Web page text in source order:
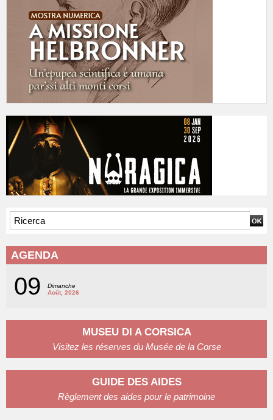
AGENDA
09
Dimanche
Août, 2026
MUSEU DI A CORSICA
Visitez les réserves du Musée de la Corse
GUIDE DES AIDES
Règlement des aides pour le patrimoine